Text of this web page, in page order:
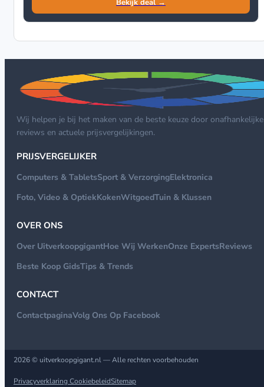
Bekijk deal →
Wij helpen je bij het maken van de beste keuze door onafhankelijke
reviews en actuele prijsvergelijkingen.
PRIJSVERGELIJKER
Computers & TabletsSport & VerzorgingElektronica
Foto, Video & OptiekKokenWitgoedTuin & Klussen
OVER ONS
Over UitverkoopgigantHoe Wij WerkenOnze ExpertsReviews
Beste Koop GidsTips & Trends
CONTACT
ContactpaginaVolg Ons Op Facebook
2026 © uitverkoopgigant.nl — Alle rechten voorbehouden
Privacyverklaring CookiebeleidSitemap